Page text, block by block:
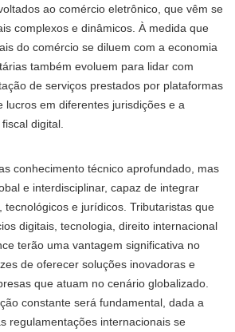
ao comércio eletrônico, que vêm se
complexos e dinâmicos. À medida que
do comércio se diluem com a economia
também evoluem para lidar com
de serviços prestados por plataformas
lucros em diferentes jurisdições e a
digital.
conhecimento técnico aprofundado, mas
e interdisciplinar, capaz de integrar
tecnológicos e jurídicos. Tributaristas que
digitais, tecnologia, direito internacional
terão uma vantagem significativa no
de oferecer soluções inovadoras e
que atuam no cenário globalizado.
constante será fundamental, dada a
regulamentações internacionais se